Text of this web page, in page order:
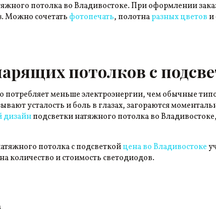
потолка во Владивостоке. При оформлении
Можно сочетать фотопечать, полотнаразных цветов и
потолков с
меньше электроэнергии, чем обычные
усталость и боль в глазах, загораются
дизайнподсветки натяжного потолка во
потолка с подсветкойцена во Владивостоке
количество и стоимость светодиодов.